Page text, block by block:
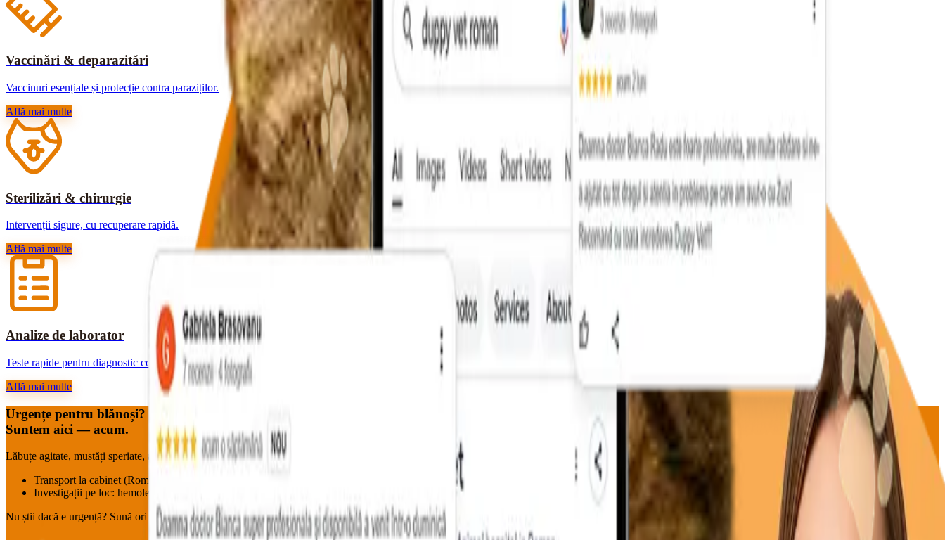
Vaccinări & deparazitări
Vaccinuri esențiale și protecție contra paraziților.
Află mai multe
Sterilizări & chirurgie
Intervenții sigure, cu recuperare rapidă.
Află mai multe
Analize de laborator
Teste rapide pentru diagnostic corect.
Află mai multe
Urgențe pentru blănoși?
Suntem aici — acum.
Lăbuțe agitate, mustăți speriate, aripioare neliniștite : pornim imediat.
Transport la cabinet (Roman & împrejurimi, în funcție de disponibilitate)
Investigații pe loc: hemoleucogramă, biochimie, EKG, marker cardiac, tensiune
Nu știi dacă e urgență? Sună oricum.